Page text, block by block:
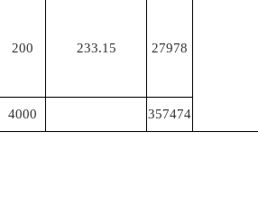
200 233.15 27978
4000 357474